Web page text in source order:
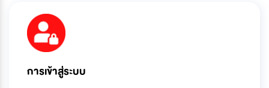
การเข้าสู่ระบบ